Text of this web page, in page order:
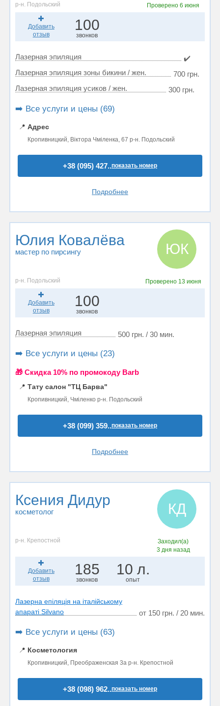
р-н. Подольский Проверено6 июня
Добавить
отзыв
100
звонков
Лазерная эпиляция
✔️
Лазерная эпиляция зоны бикини / жен.
700 грн.
Лазерная эпиляция усиков / жен.
300 грн.
➡️ Все услуги и цены (69)
📍 Адрес
Кропивницкий, Віктора Чміленка, 67 р-н. Подольский
+38 (095) 427..показать номер
Подробнее
Юлия Ковалёва
мастер по пирсингу ЮК
р-н. Подольский Проверено 13 июня
Добавить
отзыв
100
звонков
Лазерная эпиляция 500 грн. / 30 мин.
➡️ Все услуги и цены (23)
🎁 Cкидка 10% по промокоду Barb
📍 Тату салон "ТЦ Барва"
Кропивницкий, Чміленко р-н. Подольский
+38 (099) 359..показать номер
Подробнее
Ксения Дидур
косметолог КД
р-н. Крепостной
Заходил(а)
3 дня назад
Добавить
отзыв
185
звонков
10 л.
опыт
Лазерна епіляція на італійському
апараті Silvano
от 150 грн. / 20 мин.
➡️ Все услуги и цены (63)
📍 Косметология
Кропивницкий, Преображенская 3а р-н. Крепостной
+38 (098) 962..показать номер